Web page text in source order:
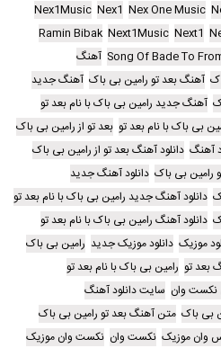
Nex One Music
Nex1
Nex1Music
Next1
Next1Music
Ramin Bibak
Song Of Bade To آهنگ
آهنگ بعد تو رامین بی باک آهنگ جدید
آهنگ جدید رامین بی باک با نام بعد تو
بی باک با نام بعد تو بعد تو از رامین بی باک
آهنگ دانلود آهنگ بعد تو از رامین بی باک
رامین بی باک دانلود آهنگ جدید
دانلود آهنگ جدید رامین بی باک با نام بعد تو
دانلود آهنگ رامین بی باک با نام بعد تو
موزیک دانلود موزیک جدید رامین بی باک
بعد تو رامین بی باک با نام بعد تو
نکست وان سایت دانلود آهنگ
بی باک متن آهنگ بعد تو رامین بی باک
وان موزیک نکست وان نکست وان موزیک